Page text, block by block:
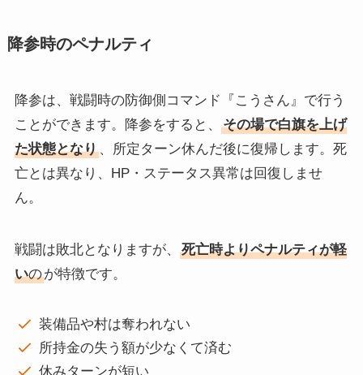
降参時のペナルティ
降参は、戦闘時の防御側コマンド『こうさん』で行う
ことができます。降参をすると、
その場で白旗を上げ
た状態となり、所定ターン休んだ後に復帰します。死
亡とは異なり、HP・ステータス異常は回復しませ
ん。
戦闘は敗北となりますが、
死亡時よりペナルティが軽
いのが特徴です。
装備品や村は奪われない
所持金の失う額が少なくて済む
休みターンが短い